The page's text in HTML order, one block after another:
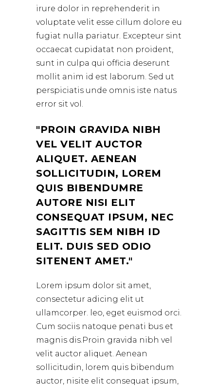
irure dolor in reprehenderit in
voluptate velit esse cillum dolore eu
fugiat nulla pariatur. Excepteur sint
occaecat cupidatat non proident,
sunt in culpa qui officia deserunt
mollit anim id est laborum. Sed ut
perspiciatis unde omnis iste natus
error sit vol.
PROIN GRAVIDA NIBH
VEL VELIT AUCTOR
ALIQUET. AENEAN
SOLLICITUDIN, LOREM
QUIS BIBENDUMRE
AUTORE NISI ELIT
CONSEQUAT IPSUM, NEC
SAGITTIS SEM NIBH ID
ELIT. DUIS SED ODIO
SITENENT AMET.
Lorem ipsum dolor sit amet,
consectetur adicing elit ut
ullamcorper. leo, eget euismod orci.
Cum sociis natoque penati bus et
magnis dis.Proin gravida nibh vel
velit auctor aliquet. Aenean
sollicitudin, lorem quis bibendum
auctor, nisite elit consequat ipsum,